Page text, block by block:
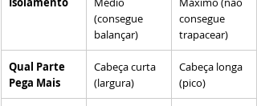
(consegue
balançar)
consegue
trapacear)
Qual Parte
Pega Mais
Cabeça curta
(largura)
Cabeça longa
(pico)